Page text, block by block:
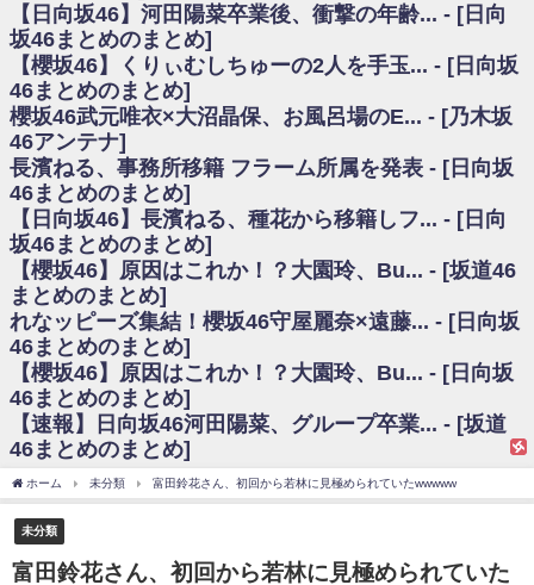
願いバッハ！』ミーグリ日程がこちら
欅坂/日向坂46まとめのまとめ / 【櫻坂46】ミーグリで喧嘩！？山下瞳月、
これはマジギレしてる
乃木坂46アンテナ / 【櫻坂46】ハリソン守屋「ゆーづのせいです」【ラヴ
ィット!】
乃木坂あんてな ～乃木坂46・欅坂46・日向坂46のニュース・情報・話題
をピックアップ / 良い品揃え！櫻坂46 12thシングル『Make or Break』オフィ
シャルグッズ絶賛販売受付中
日向坂46まとめのまとめ / 【日向坂46】この月、何かあるのか！？『お願
いバッハ！』ミーグリ日程がこちら
日向坂46まとめのまとめ / 【元日向坂46】この卒業生、めちゃくちゃテレ
ビで見かけるな
欅坂/日向坂46まとめのまとめ / 【櫻坂46】リアルミーグリであの販売も！
『Make or Break』オフィシャルグッズ解禁
乃木坂46アンテナ / 【櫻坂46】ミーグリで喧嘩！？山下瞳月、これはマジ
ギレしてる
乃木坂あんてな ～乃木坂46・欅坂46・日向坂46のニュース・情報・話題
をピックアップ / れなッピーズ集結！櫻坂46守屋麗奈×遠藤理子、8/6「ラヴィ
ット！」水曜スタジオ出演決定
日向坂46まとめのまとめ / 【日向坂46】富田鈴花、次の事務所が決まって
そう！？
日向坂46まとめのまとめ / 【日向坂46】富田鈴花、次の事務所が決まって
そう！？
ハ！』ミーグリ日程がこちら
乃木坂あんてな ～乃木坂46・欅坂46・日向坂46のニュース・情報・話題
をピックアップ / 日向坂46卒業後初共演！佐々木久美さん、師匠オードリー若
【日向坂46】河田陽菜卒業後、衝撃の年齢... - [日向
坂46まとめのまとめ]
【櫻坂46】くりぃむしちゅーの2人を手玉... - [日向坂
46まとめのまとめ]
櫻坂46武元唯衣×大沼晶保、お風呂場のE... - [乃木坂
46アンテナ]
長濱ねる、事務所移籍 フラーム所属を発表 - [日向坂
46まとめのまとめ]
【日向坂46】長濱ねる、種花から移籍しフ... - [日向
坂46まとめのまとめ]
【櫻坂46】原因はこれか！？大園玲、Bu... - [坂道46
まとめのまとめ]
れなッピーズ集結！櫻坂46守屋麗奈×遠藤... - [日向坂
46まとめのまとめ]
【櫻坂46】原因はこれか！？大園玲、Bu... - [日向坂
46まとめのまとめ]
【速報】日向坂46河田陽菜、グループ卒業... - [坂道
46まとめのまとめ]
ホーム 未分類 富田鈴花さん、初回から若林に見極められていたwwwww
未分類
富田鈴花さん、初回から若林に見極められていた